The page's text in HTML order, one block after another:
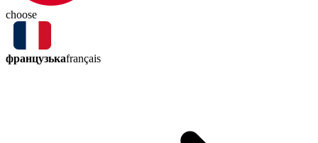
choose
французькаfrançais